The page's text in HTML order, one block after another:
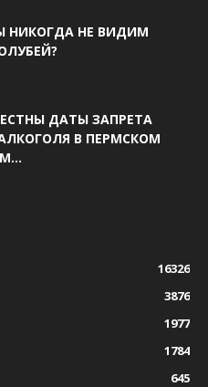
НИКОГДА НЕ ВИДИМ
ДАТЫ ЗАПРЕТА
В ПЕРМСКОМ
16326
3876
1977
1784
645